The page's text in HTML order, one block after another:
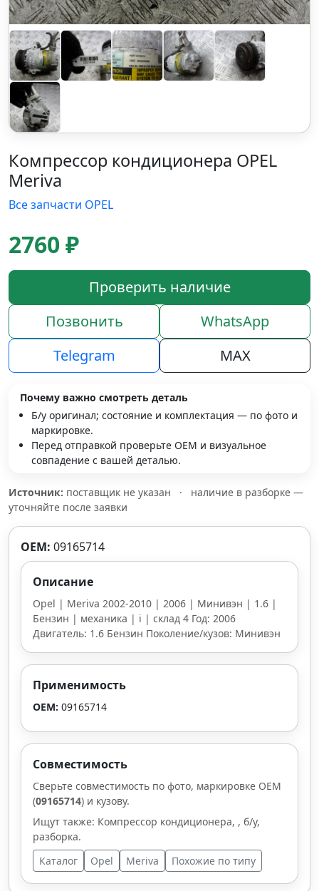
Компрессор кондиционера OPEL
Meriva
Все запчасти OPEL
2760 ₽
Проверить наличие
Позвонить
WhatsApp
Telegram
MAX
Почему важно смотреть деталь
Б/у оригинал; состояние и комплектация — по фото и
маркировке.
Перед отправкой проверьте OEM и визуальное
совпадение с вашей деталью.
Источник: поставщик не указан ·
наличие в разборке —
уточняйте после заявки
OEM: 09165714
Описание
Opel | Meriva 2002-2010 | 2006 | Минивэн | 1.6 |
Бензин | механика | i | склад 4 Год: 2006
Двигатель: 1.6 Бензин Поколение/кузов: Минивэн
Применимость
OEM: 09165714
Совместимость
Сверьте совместимость по фото, маркировке OEM
(09165714) и кузову.
Ищут также: Компрессор кондиционера, , б/у,
разборка.
Каталог
Opel Meriva Похожие по типу